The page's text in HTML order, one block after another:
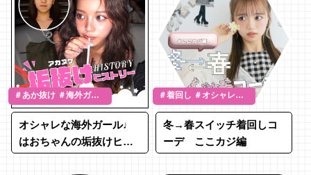
＃あか抜け ＃海外ガー
ル ＃久保田葉央
オシャレな海外ガール♩
はおちゃんの垢抜けヒス
＃着回し ＃オシャレ偏
冬→春スイッチ着回しコ
ーデ ここカジ編